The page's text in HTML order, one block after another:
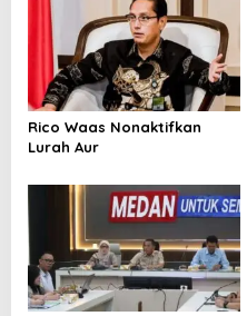
Rico Waas Nonaktifkan
Lurah Aur